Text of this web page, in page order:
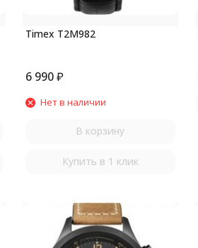
Timex T2M982
6 990 ₽
Нет в наличии
В корзину
Купить в 1 клик